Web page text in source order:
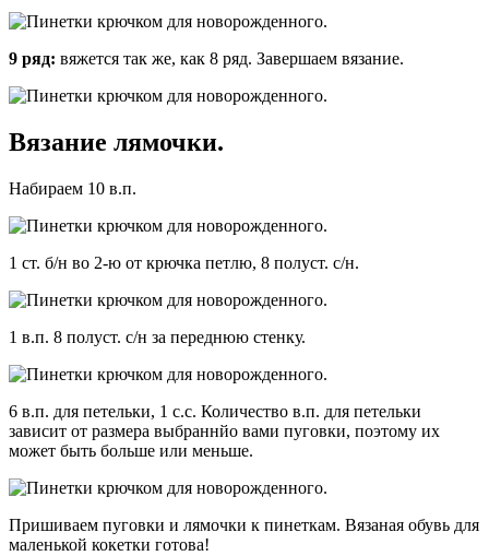
9 ряд: вяжется так же, как 8 ряд. Завершаем вязание.
Вязание лямочки.
Набираем 10 в.п.
1 ст. б/н во 2-ю от крючка петлю, 8 полуст. с/н.
1 в.п. 8 полуст. с/н за переднюю стенку.
6 в.п. для петельки, 1 с.с. Количество в.п. для петельки
зависит от размера выбраннйо вами пуговки, поэтому их
может быть больше или меньше.
Пришиваем пуговки и лямочки к пинеткам. Вязаная обувь для
маленькой кокетки готова!